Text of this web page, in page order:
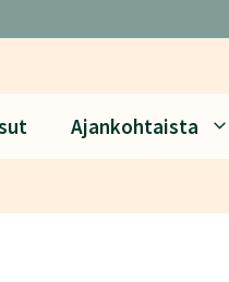
Ajankohtaista